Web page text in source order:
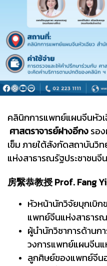
คลินิกการแพทย์แผนจีนหัวเ
ศาสตราจารย์ฝางอีกงรอ
เข็ม ภายใต้สังกัดสถาบันวิ
แห่งสาธารณรัฐประชาชนจี
房繄恭教授 Prof. Fang
หัวหน้านักวิจัยบุกเบิ
แพทย์จีนแห่งสาธาร
ผู้นำนักวิชาการด้าน
วงการแพทย์แผนจีน
ลูกศิษย์ของแพทย์จีนอ